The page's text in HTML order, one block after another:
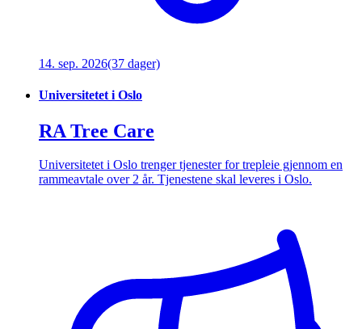
14. sep. 2026(37 dager)
Universitetet i Oslo
RA Tree Care
Universitetet i Oslo trenger tjenester for trepleie gjennom en
rammeavtale over 2 år. Tjenestene skal leveres i Oslo.